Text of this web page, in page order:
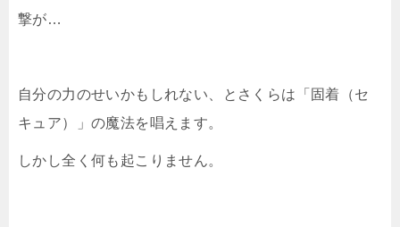
撃が…
自分の力のせいかもしれない、とさくらは「固着（セ
キュア）」の魔法を唱えます。
しかし全く何も起こりません。